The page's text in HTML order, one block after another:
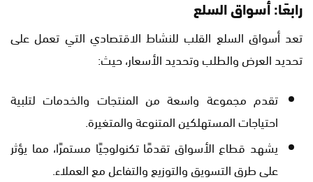
رابعًا: أسواق السلع
تعد أسواق السلع القلب للنشاط الاقتصادي التي تعمل على
تحديد العرض والطلب وتحديد الأسعار، حيث:
تقدم مجموعة واسعة من المنتجات والخدمات لتلبية
احتياجات المستهلكين المتنوعة والمتغيرة.
يشهد قطاع الأسواق تقدمًا تكنولوجيًا مستمرًا، مما يؤثر
على طرق التسويق والتوزيع والتفاعل مع العملاء.